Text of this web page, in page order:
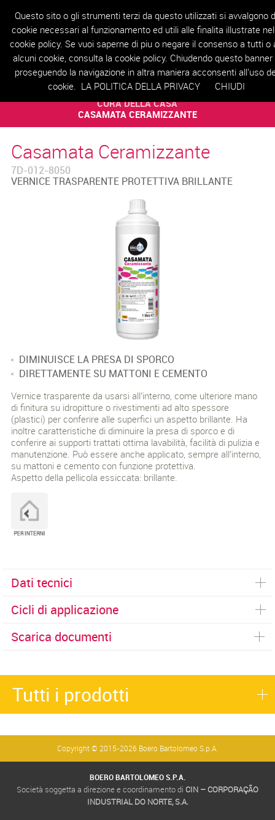
HOME AZIENDA PRODOTTI REALIZZAZIONI RIVENDITORI
LINEA UTILITY
CURA DELLA CASA
CASAMATA CERAMIZZANTE
Casamata Ceramizzante
7D-012-8050
VERNICE TRASPARENTE PROTETTIVA BRILLANTE
DIMINUISCE LA PRESA DI SPORCO
DIRETTAMENTE SU MATTONI E CEMENTO
Vernice trasparente da usarsi all’interno, come ulteriore mano
di finitura su idropitture o rivestimenti ad alto spessore
(plastici) per conferire alle superfici un aspetto brillante. Ha
inoltre caratteristiche di diminuire la presa di sporco e di
conferire ai supporti trattati ottima lavabilità, facilità di pulizia e
manutenzione. Può essere anche applicato, sempre all’interno,
su mattoni e cemento con funzione protettiva.
Aspetto della pellicola essiccata: brillante.
Dati tecnici
Cicli di applicazione
Scarica documenti
Tutti i prodotti
Copyright © 2015-2026 Boero Bartolomeo S.p.A.
BOERO BARTOLOMEO S.P.A.
Società soggetta a direzione e coordinamento di CIN – CORPORAÇÃO
INDUSTRIAL DO NORTE, S.A.
Questo sito o gli strumenti terzi da questo utilizzati si avvalgono
cookie necessari al funzionamento ed utili alle finalita illustrate
cookie policy. Se vuoi saperne di piu o negare il consenso a tutti o
alcuni cookie, consulta la cookie policy. Chiudendo questo banner
proseguendo la navigazione in altra maniera acconsenti all'uso
cookie. LA POLITICA DELLA PRIVACY CHIUDI